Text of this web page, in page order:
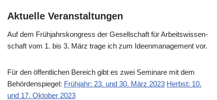
Aktuelle Veranstaltungen
Auf dem Früh­jahrs­kon­gress der Gesell­schaft für Arbeits­wis­sen­
schaft vom 1. bis 3. März tra­ge ich zum Ideen­ma­nage­ment vor.
Für den öffent­li­chen Bereich gibt es zwei Semi­na­re mit dem
Behör­den­spie­gel: Früh­jahr: 23. und 30. März 2023 Herbst: 10.
und 17. Okto­ber 2023